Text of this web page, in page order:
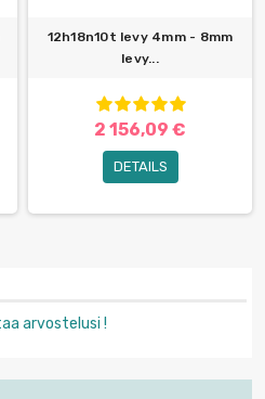
12h18n10t levy 4mm - 8mm
levy...
2 156,09 €
DETAILS
arvostelusi !